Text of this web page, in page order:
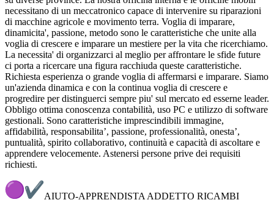
necessitano di un meccatronico capace di intervenire su riparazioni
di macchine agricole e movimento terra. Voglia di imparare,
dinamicita', passione, metodo sono le caratteristiche che unite alla
voglia di crescere e imparare un mestiere per la vita che ricerchiamo.
La necessita' di organizzarci al meglio per affrontare le sfide future
ci porta a ricercare una figura racchiuda queste caratteristiche.
Richiesta esperienza o grande voglia di affermarsi e imparare. Siamo
un'azienda dinamica e con la continua voglia di crescere e
progredire per distinguerci sempre piu' sul mercato ed esserne leader.
Obbligo ottima conoscenza contabilità, uso PC e utilizzo di software
gestionali. Sono caratteristiche imprescindibili immagine,
affidabilità, responsabilita’, passione, professionalità, onesta’,
puntualità, spirito collaborativo, continuità e capacità di ascoltare e
apprendere velocemente. Astenersi persone prive dei requisiti
richiesti.
AIUTO-APPRENDISTA ADDETTO RICAMBI